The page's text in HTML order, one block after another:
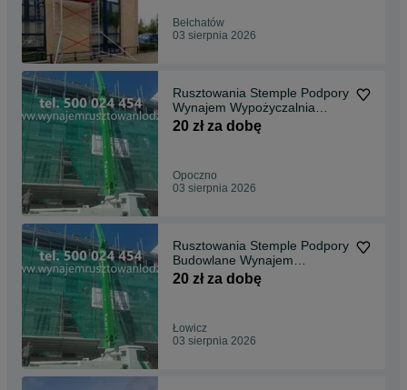
Bełchatów
03 sierpnia 2026
Rusztowania Stemple Podpory
Wynajem Wypożyczalnia
Rusztowań Opoczno
20 zł za dobę
Opoczno
03 sierpnia 2026
Rusztowania Stemple Podpory
Budowlane Wynajem
Wypożyczalnia Rusztowań
20 zł za dobę
Łowicz
03 sierpnia 2026